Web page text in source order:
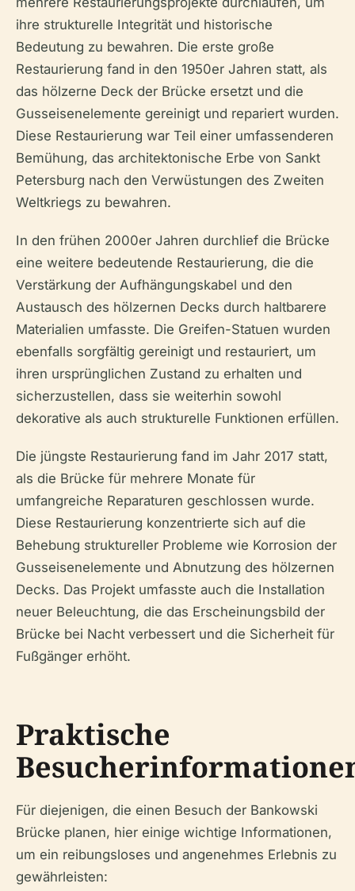
ihre strukturelle Integrität und historische
Bedeutung zu bewahren. Die erste große
Restaurierung fand in den 1950er Jahren statt, als
das hölzerne Deck der Brücke ersetzt und die
Gusseisenelemente gereinigt und repariert wurden.
Diese Restaurierung war Teil einer umfassenderen
Bemühung, das architektonische Erbe von Sankt
Petersburg nach den Verwüstungen des Zweiten
Weltkriegs zu bewahren.
In den frühen 2000er Jahren durchlief die Brücke
eine weitere bedeutende Restaurierung, die die
Verstärkung der Aufhängungskabel und den
Austausch des hölzernen Decks durch haltbarere
Materialien umfasste. Die Greifen-Statuen wurden
ebenfalls sorgfältig gereinigt und restauriert, um
ihren ursprünglichen Zustand zu erhalten und
sicherzustellen, dass sie weiterhin sowohl
dekorative als auch strukturelle Funktionen erfüllen.
Die jüngste Restaurierung fand im Jahr 2017 statt,
als die Brücke für mehrere Monate für
umfangreiche Reparaturen geschlossen wurde.
Diese Restaurierung konzentrierte sich auf die
Behebung struktureller Probleme wie Korrosion der
Gusseisenelemente und Abnutzung des hölzernen
Decks. Das Projekt umfasste auch die Installation
neuer Beleuchtung, die das Erscheinungsbild der
Brücke bei Nacht verbessert und die Sicherheit für
Fußgänger erhöht.
Praktische
Für diejenigen, die einen Besuch der Bankowski
Brücke planen, hier einige wichtige Informationen,
um ein reibungsloses und angenehmes Erlebnis zu
gewährleisten: